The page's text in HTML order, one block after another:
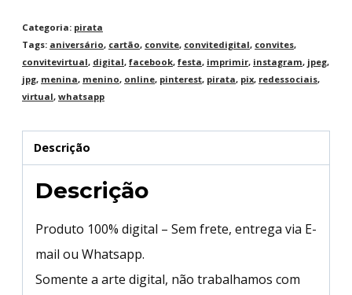
Categoria: pirata
Tags: aniversário, cartão, convite, convitedigital, convites,
convitevirtual, digital, facebook, festa, imprimir, instagram, jpeg,
jpg, menina, menino, online, pinterest, pirata, pix, redessociais,
virtual, whatsapp
Descrição
Descrição
Produto 100% digital – Sem frete, entrega via E-
mail ou Whatsapp.
Somente a arte digital, não trabalhamos com